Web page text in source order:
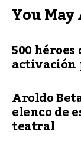
You
500
activación
Aroldo
elenco de
teatral